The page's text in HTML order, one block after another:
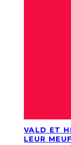
VALD ET
LEUR